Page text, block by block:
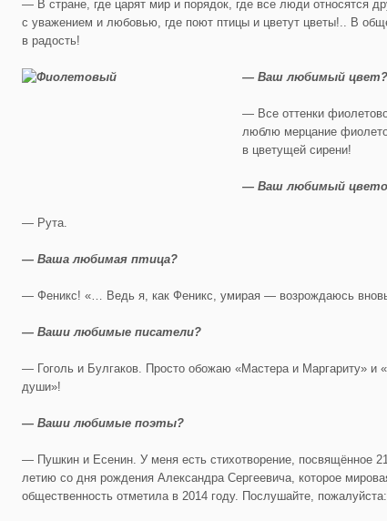
— В стране, где царят мир и порядок, где все люди относятся
с уважением и любовью, где поют птицы и цветут цветы!.. В
в радость!
— Ваш любимый цвет?
— Все оттенки
люблю мерцание
в цветущей сирени!
— Ваш любимый
— Рута.
— Ваша любимая птица?
— Феникс! «… Ведь я, как Феникс, умирая — возрождаюсь
— Ваши любимые писатели?
— Гоголь и Булгаков. Просто обожаю «Мастера и Маргариту» и
души»!
— Ваши любимые поэты?
— Пушкин и Есенин. У меня есть стихотворение, посвящённое
летию со дня рождения Александра Сергеевича, которое
общественность отметила в 2014 году. Послушайте, пожалуйста: